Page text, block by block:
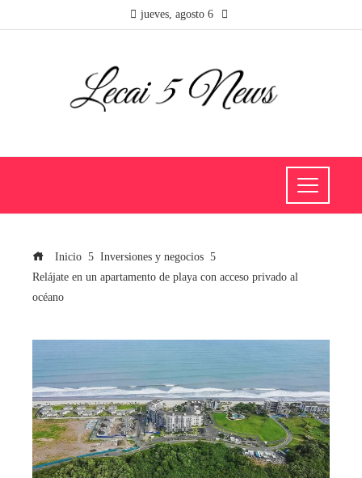
jueves, agosto 6
Inicio
Inversiones y negocios
Relájate en un apartamento de playa con acceso privado al
océano